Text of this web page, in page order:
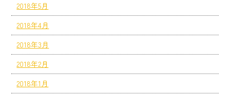
2018年5月
2018年4月
2018年3月
2018年2月
2018年1月